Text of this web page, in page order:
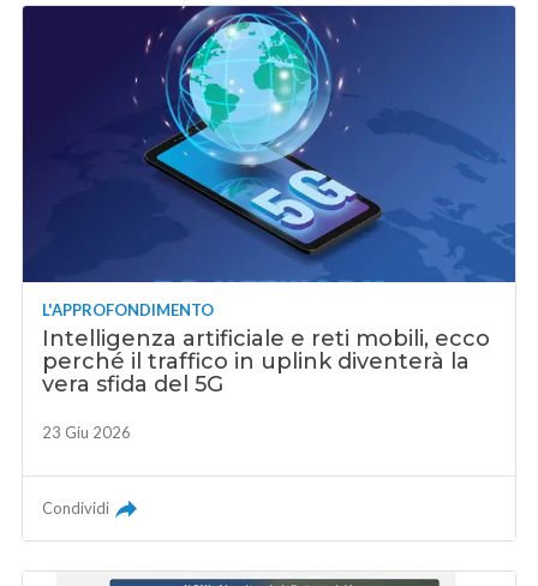
L'APPROFONDIMENTO
Intelligenza artificiale e reti mobili, ecco
perché il traffico in uplink diventerà la
vera sfida del 5G
23 Giu 2026
Condividi